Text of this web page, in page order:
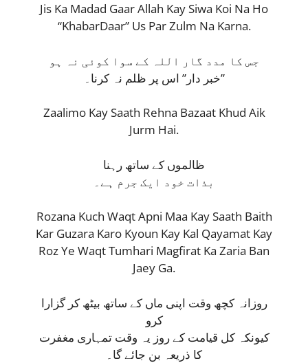
Jis Ka Madad Gaar Allah Kay Siwa Koi Na Ho
“KhabarDaar” Us Par Zulm Na Karna.
جس کا مدد گار اللہ کے سوا کوئی نہ ہو
خبر دار” اس پر ظلم نہ کرنا۔”
Zaalimo Kay Saath Rehna Bazaat Khud Aik
Jurm Hai.
ظالموں کے ساتھ رہنا
بذات خود ایک جرم ہے۔
Rozana Kuch Waqt Apni Maa Kay Saath Baith
Kar Guzara Karo Kyoun Kay Kal Qayamat Kay
Roz Ye Waqt Tumhari Magfirat Ka Zaria Ban
Jaey Ga.
روزانہ کچھ وقت اپنی ماں کے ساتھ بیٹھ کر گزارا
کرو
کیونکہ کل قیامت کے روز یہ وقت تمہاری مغفرت
کا ذریعہ بن جائے گا۔